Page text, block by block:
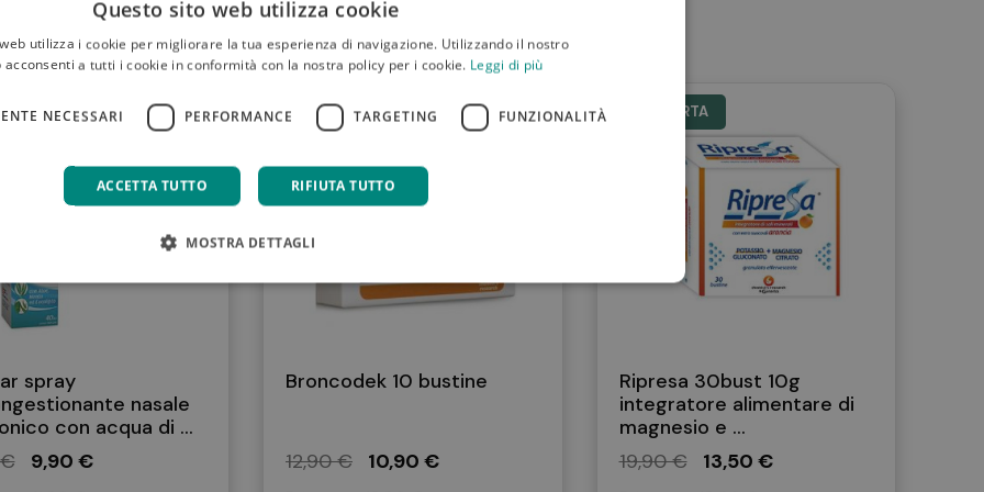
spray
nasale
con acqua di ...
9,90 €
Broncodek 10 bustine
IN OFFERTA
12,90 € 10,90 €
Ripresa 30bust 10g
integratore alimentare di
magnesio e ...
IN OFFERTA
19,90 € 13,50 €
Questo sito web utilizza cookie
utilizza i cookie per migliorare la tua esperienza di navigazione. Utilizzando il nostro
acconsenti a tutti i cookie in conformità con la nostra policy per i cookie. Leggi di più
NECESSARI PERFORMANCE TARGETING FUNZIONALITÀ
ACCETTA TUTTO RIFIUTA TUTTO
MOSTRA DETTAGLI